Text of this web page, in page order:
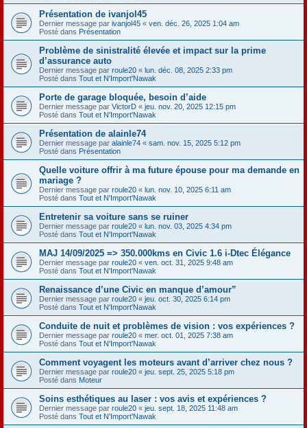
Présentation de ivanjol45
Dernier message par ivanjol45 « ven. déc. 26, 2025 1:04 am
Posté dans Présentation
Problème de sinistralité élevée et impact sur la prime
d’assurance auto
Dernier message par roule20 « lun. déc. 08, 2025 2:33 pm
Posté dans Tout et N'Import'Nawak
Porte de garage bloquée, besoin d’aide
Dernier message par VictorD « jeu. nov. 20, 2025 12:15 pm
Posté dans Tout et N'Import'Nawak
Présentation de alainle74
Dernier message par alainle74 « sam. nov. 15, 2025 5:12 pm
Posté dans Présentation
Quelle voiture offrir à ma future épouse pour ma demande en
mariage ?
Dernier message par roule20 « lun. nov. 10, 2025 6:11 am
Posté dans Tout et N'Import'Nawak
Entretenir sa voiture sans se ruiner
Dernier message par roule20 « lun. nov. 03, 2025 4:34 pm
Posté dans Tout et N'Import'Nawak
MAJ 14/09/2025 => 350.000kms en Civic 1.6 i-Dtec Élégance
Dernier message par roule20 « ven. oct. 31, 2025 9:48 am
Posté dans Tout et N'Import'Nawak
Renaissance d’une Civic en manque d’amour”
Dernier message par roule20 « jeu. oct. 30, 2025 6:14 pm
Posté dans Tout et N'Import'Nawak
Conduite de nuit et problèmes de vision : vos expériences ?
Dernier message par roule20 « mer. oct. 01, 2025 7:38 am
Posté dans Tout et N'Import'Nawak
Comment voyagent les moteurs avant d’arriver chez nous ?
Dernier message par roule20 « jeu. sept. 25, 2025 5:18 pm
Posté dans Moteur
Soins esthétiques au laser : vos avis et expériences ?
Dernier message par roule20 « jeu. sept. 18, 2025 11:48 am
Posté dans Tout et N'Import'Nawak